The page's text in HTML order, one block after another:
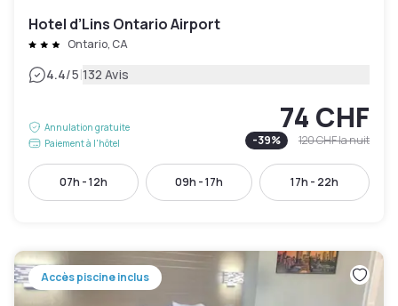
Hotel d’Lins Ontario Airport
Ontario, CA
4.4/5|132 Avis
Annulation gratuite
Paiement à l'hôtel
74 CHF
-39% 120 CHFla nuit
07h - 12h 09h - 17h 17h - 22h
Accès piscine inclus